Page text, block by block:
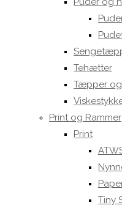
Tehætter
Tæpper
Print og Rammer
Print
Tiny